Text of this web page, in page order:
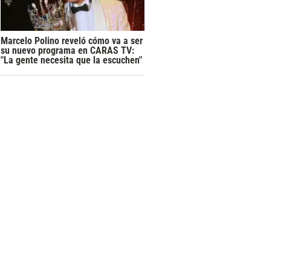
Marcelo Polino reveló cómo va a ser
su nuevo programa en CARAS TV:
"La gente necesita que la escuchen"